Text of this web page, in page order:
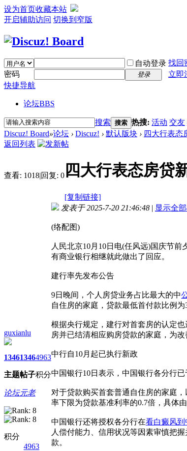
设为首页收藏本站
开启辅助访问 切换到窄版
自动登录 找回
密码
登录
立即
快捷导航
论坛BBS
搜索 搜索 热搜: 活动 交友
Discuz! Board»论坛 › Discuz! › 默认版块 › 四大行表态
返回列表
查看: 1018|回复: 0 四大行表态房贷
[复制链接]
guxianlu
1346
主题
1346
帖子
4963
积分
论坛元老
积分
4963
发表于 2025-7-20 21:46:48 | 显示全
(络配图)
人民北京10月10日电(任风远)国庆节
有商业银行相继就此做出了回应。
建行率先发布公告
9日晚间，个人房贷业务占比最大的中
自住房的家庭，贷款最低首付款比例为
根据央行规定，建行对首套房的认定
房并已结清相应购房贷款的家庭，为改
中行自10月起已执行新政
中国银行10日表示，中国银行各分行
对于贷款购买首套普通自住房的家庭
率下限为贷款基准利率的0.7倍，具体
中国银行还将授权各分行在看白癜风到
人偿付能力、信用状况等因素审慎把
款。